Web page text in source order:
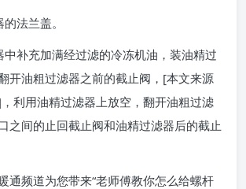
法兰盖。
补充加满经过滤的冷冻机油，装油精过
开油粗过滤器之前的截止阀，[本文来源
利用油精过滤器上放空，翻开油粗过滤
之间的止回截止阀和油精过滤器后的截止
通频道为您带来“老师傅教你怎么给螺杆